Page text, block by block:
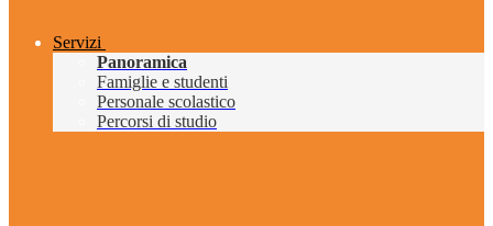
Servizi
Panoramica
Famiglie e studenti
Personale scolastico
Percorsi di studio